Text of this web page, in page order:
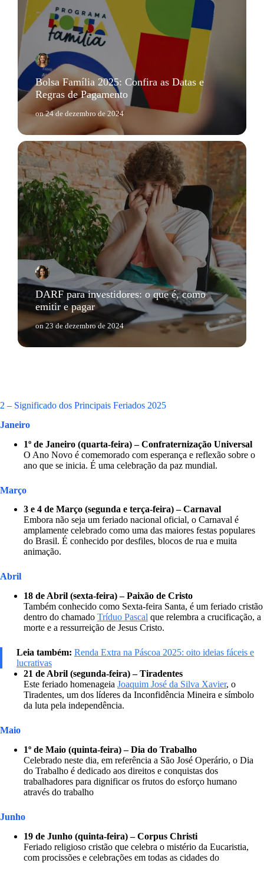
Bolsa Família 2025: Confira as Datas e
Regras de Pagamento
on24 de dezembro de 2024
DARF para investidores: o que é, como
emitir e pagar
on 23 de dezembro de 2024
2 – Significado dos Principais Feriados 2025
Janeiro
1º de Janeiro (quarta-feira) – Confraternização Universal
O Ano Novo é comemorado com esperança e reflexão sobre o
ano que se inicia. É uma celebração da paz mundial.
Março
3 e 4 de Março (segunda e terça-feira) – Carnaval
Embora não seja um feriado nacional oficial, o Carnaval é
amplamente celebrado como uma das maiores festas populares
do Brasil. É conhecido por desfiles, blocos de rua e muita
animação.
Abril
18 de Abril (sexta-feira) – Paixão de Cristo
Também conhecido como Sexta-feira Santa, é um feriado cristão
dentro do chamado Tríduo Pascal que relembra a crucificação, a
morte e a ressurreição de Jesus Cristo.
Leia também: Renda Extra na Páscoa 2025: oito ideias fáceis e
lucrativas
21 de Abril (segunda-feira) – Tiradentes
Este feriado homenageia Joaquim José da Silva Xavier, o
Tiradentes, um dos líderes da Inconfidência Mineira e símbolo
da luta pela independência.
Maio
1º de Maio (quinta-feira) – Dia do Trabalho
Celebrado neste dia, em referência a São José Operário, o Dia
do Trabalho é dedicado aos direitos e conquistas dos
trabalhadores para dignificar os frutos do esforço humano
através do trabalho
Junho
19 de Junho (quinta-feira) – Corpus Christi
Feriado religioso cristão que celebra o mistério da Eucaristia,
com procissões e celebrações em todas as cidades do